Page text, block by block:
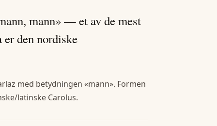
mann» — et av de mest
er den nordiske
med betydningen «mann». Formen
latinske Carolus.